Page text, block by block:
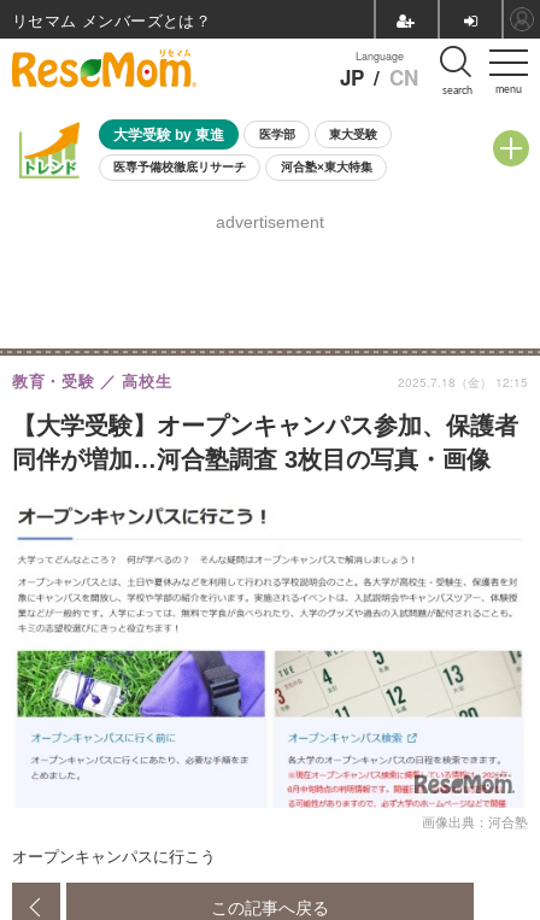
menu
Language
JP / CN search
大学受験 by 東進 医学部 東大受験
医専予備校徹底リサーチ 河合塾×東大特集
8月開催学校説明会・相談会
advertisement
【大学受験】オープンキャンパス参加、保護者
同伴が増加…河合塾調査 3枚目の写真・画像
教育・受験 高校生 2025.7.18（金） 12:15
画像出典：河合塾
オープンキャンパスに行こう
この記事へ戻る
リセマム メンバーズ